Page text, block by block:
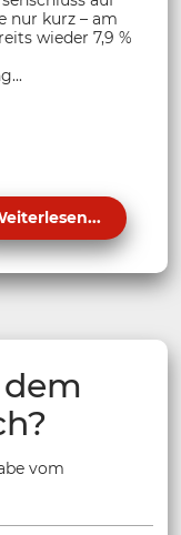
nur kurz – am
wieder 7,9 %
dem
vom